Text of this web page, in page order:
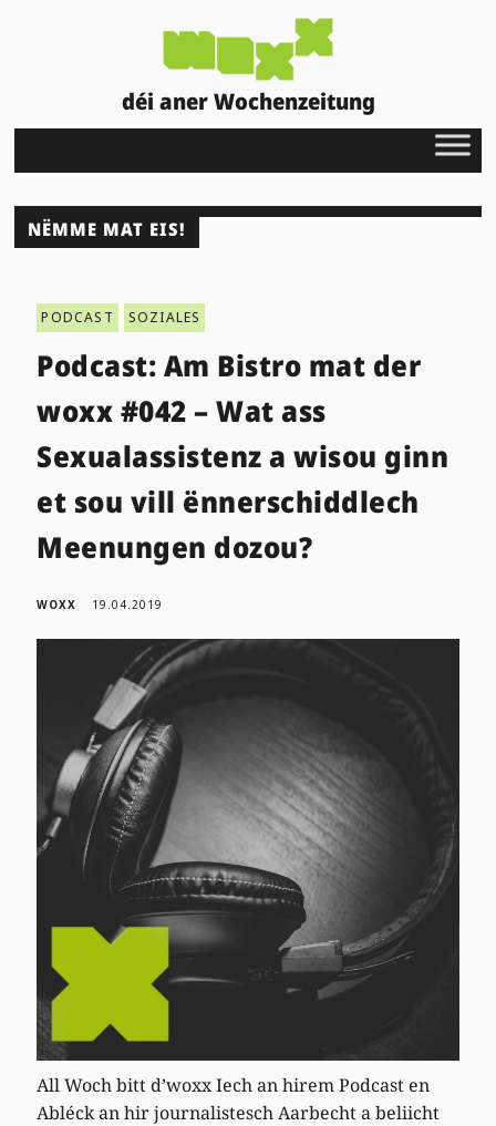
déi aner Wochenzeitung
NËMME MAT EIS!
PODCAST SOZIALES
Podcast: Am Bistro mat der
woxx #042 – Wat ass
Sexualassistenz a wisou ginn
et sou vill ënnerschiddlech
Meenungen dozou?
WOXX 19.04.2019
All Woch bitt d’woxx Iech an hirem Podcast en
Abléck an hir journalistesch Aarbecht a beliicht